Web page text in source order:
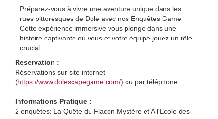
Préparez-vous à vivre une aventure unique dans les
rues pittoresques de Dole avec nos Enquêtes Game.
Cette expérience immersive vous plonge dans une
histoire captivante où vous et votre équipe jouez un rôle
crucial.
Reservation :
Réservations sur site internet
(https://www.dolescapegame.com/) ou par téléphone
Informations Pratique :
2 enquêtes: La Quête du Flacon Mystère et A l'Ecole des